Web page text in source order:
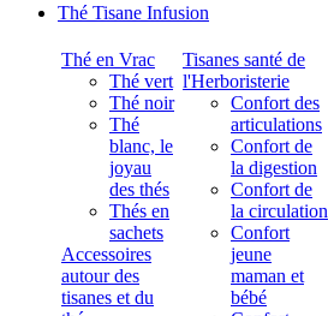
Thé Tisane Infusion
Thé en Vrac
Thé vert
Thé noir
Thé
blanc, le
joyau
des thés
Thés en
sachets
Accessoires
autour des
tisanes et du
Tisanes santé de
l'Herboristerie
Confort des
articulations
Confort de
la digestion
Confort de
la circulation
Confort
jeune
maman et
bébé